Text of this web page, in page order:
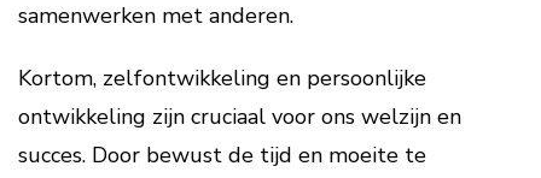
samenwerken met anderen.
Kortom, zelfontwikkeling en persoonlijke
ontwikkeling zijn cruciaal voor ons welzijn en
succes. Door bewust de tijd en moeite te